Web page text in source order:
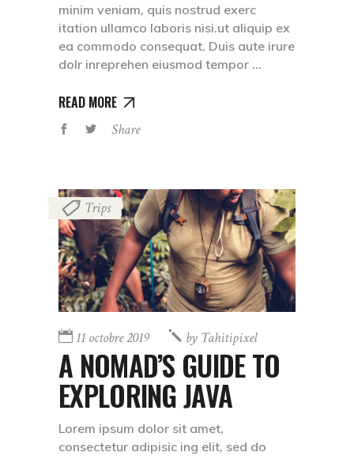
minim veniam, quis nostrud exerc
itation ullamco laboris nisi.ut aliquip ex
ea commodo consequat. Duis aute irure
dolr inreprehen eiusmod tempor
READ MORE
Share
Trips
11 octobre 2019 by Tahitipixel
A NOMAD’S GUIDE TO
EXPLORING JAVA
Lorem ipsum dolor sit amet,
consectetur adipisic ing elit, sed do